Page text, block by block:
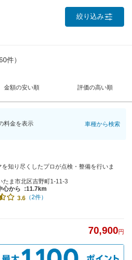
絞り込み
件）
金額の安い順 評価の高い順
料金を表示 車種から検索
知り尽くしたプロが点検・整備を行いま
たま市北区吉野町1-11-3
心から
:11.7km
3.6 （2件）
70,900円